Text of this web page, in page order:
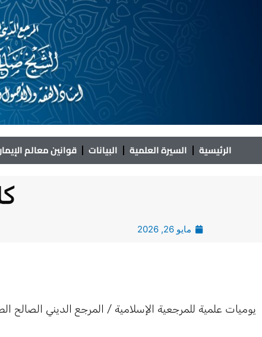
الرئيسية السيرة العلمية البيانات قوانين معالم
مايو 26, 2026
يوميات علمية للمرجعية الإسلامية / المرجع الديني الصالح